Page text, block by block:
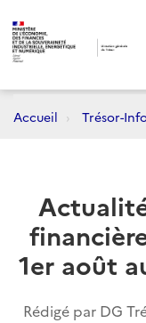
Accueil Trésor-
1er août
Rédigé par DG